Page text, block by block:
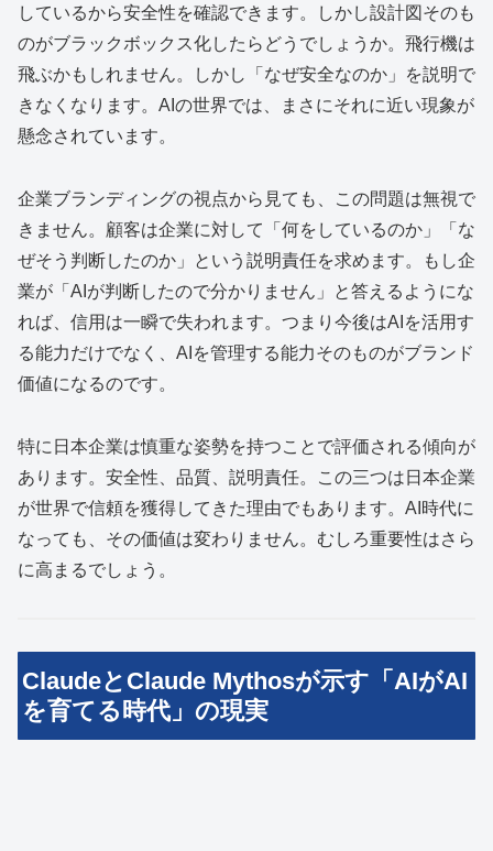
しているから安全性を確認できます。しかし設計図そのも
のがブラックボックス化したらどうでしょうか。飛行機は
飛ぶかもしれません。しかし「なぜ安全なのか」を説明で
きなくなります。AIの世界では、まさにそれに近い現象が
懸念されています。
企業ブランディングの視点から見ても、この問題は無視で
きません。顧客は企業に対して「何をしているのか」「な
ぜそう判断したのか」という説明責任を求めます。もし企
業が「AIが判断したので分かりません」と答えるようにな
れば、信用は一瞬で失われます。つまり今後はAIを活用す
る能力だけでなく、AIを管理する能力そのものがブランド
価値になるのです。
特に日本企業は慎重な姿勢を持つことで評価される傾向が
あります。安全性、品質、説明責任。この三つは日本企業
が世界で信頼を獲得してきた理由でもあります。AI時代に
なっても、その価値は変わりません。むしろ重要性はさら
に高まるでしょう。
ClaudeとClaude Mythosが示す「AIがAI
を育てる時代」の現実